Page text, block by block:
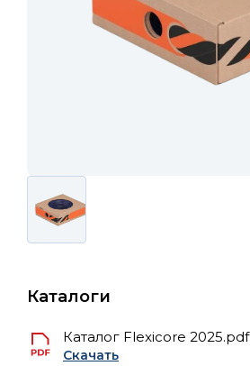
Каталоги
Каталог Flexicore 2025.pdf
Скачать